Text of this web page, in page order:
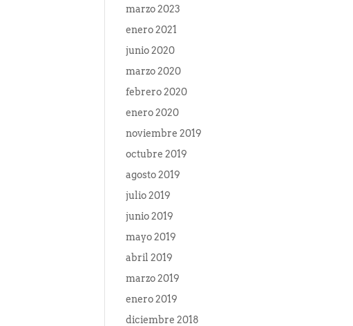
marzo 2023
enero 2021
junio 2020
marzo 2020
febrero 2020
enero 2020
noviembre 2019
octubre 2019
agosto 2019
julio 2019
junio 2019
mayo 2019
abril 2019
marzo 2019
enero 2019
diciembre 2018